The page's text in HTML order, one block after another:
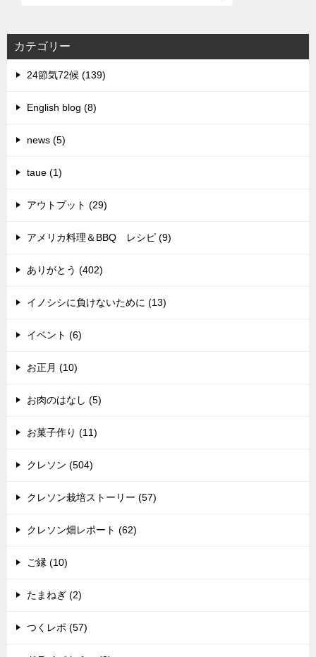
カテゴリー
24節気72候 (139)
English blog (8)
news (5)
taue (1)
アウトプット (29)
アメリカ料理＆BBQ レシピ (9)
ありがとう (402)
イノシシに負けないために (13)
イベント (6)
お正月 (10)
お肉のはなし (5)
お菓子作り (11)
クレソン (504)
クレソン栽培ストーリー (57)
クレソン畑レポート (62)
ご縁 (10)
たまねぎ (2)
つくレポ (57)